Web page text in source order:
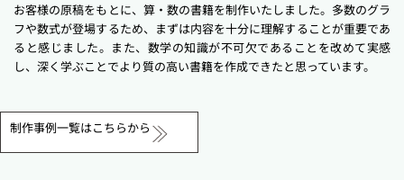
お客様の原稿をもとに、算・数の書籍を制作いたしました。多数のグラ
フや数式が登場するため、まずは内容を十分に理解することが重要であ
ると感じました。また、数学の知識が不可欠であることを改めて実感
し、深く学ぶことでより質の高い書籍を作成できたと思っています。
制作事例一覧はこちらから